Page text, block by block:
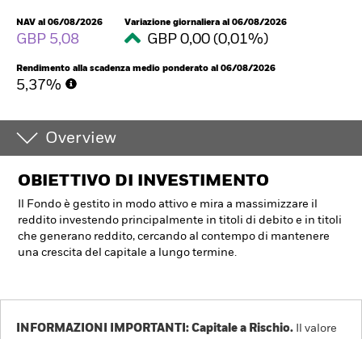
NAV al 06/08/2026
GBP 5,08
Variazione giornaliera al 06/08/2026
GBP 0,00 (0,01%)
Rendimento alla scadenza medio ponderato al 06/08/2026
5,37%
Overview
OBIETTIVO DI INVESTIMENTO
Il Fondo è gestito in modo attivo e mira a massimizzare il
reddito investendo principalmente in titoli di debito e in titoli
che generano reddito, cercando al contempo di mantenere
una crescita del capitale a lungo termine.
INFORMAZIONI IMPORTANTI: Capitale a Rischio. Il valore